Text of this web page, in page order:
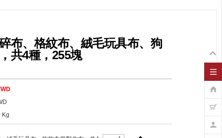
布、格紋布、絨毛玩具布、狗
共4種，255塊
Kg